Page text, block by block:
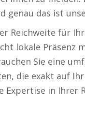
genau das ist
Reichweite für
lokale Präsenz
Sie eine
die exakt auf
Expertise in Ihrer